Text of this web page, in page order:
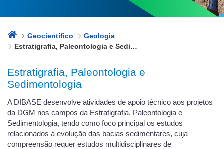
Geocientífico
Geologia
Estratigrafia, Paleontologia e Sedimentologia
Estratigrafia, Paleontologia e
Sedimentologia
A DIBASE desenvolve atividades de apoio técnico aos projetos
da DGM nos campos da Estratigrafia, Paleontologia e
Sedimentologia, tendo como foco principal os estudos
relacionados à evolução das bacias sedimentares, cuja
compreensão requer estudos multidisciplinares de